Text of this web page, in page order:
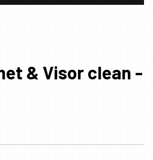
& Visor clean -